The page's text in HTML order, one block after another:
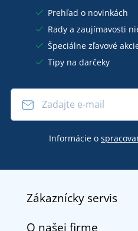
Prehľad o novinkách
Rady a zaujímavosti
Špeciálne zľavové
Tipy na darčeky
Informácie o
Zákaznícky servis
Kontakt
O našej firme